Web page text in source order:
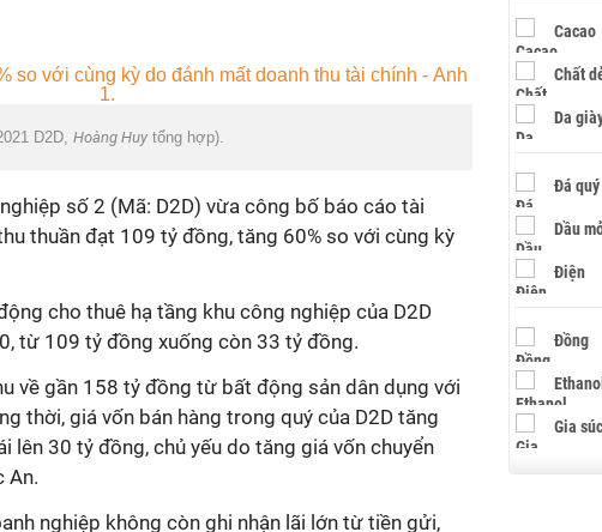
D2D, Hoàng Huy tổng hợp).
số 2 (Mã: D2D) vừa công bố báo cáo tài
thuần đạt 109 tỷ đồng, tăng 60% so với cùng kỳ
cho thuê hạ tầng khu công nghiệp của D2D
từ 109 tỷ đồng xuống còn 33 tỷ đồng.
về gần 158 tỷ đồng từ bất động sản dân dụng với
thời, giá vốn bán hàng trong quý của D2D tăng
lên 30 tỷ đồng, chủ yếu do tăng giá vốn chuyển
An.
nghiệp không còn ghi nhận lãi lớn từ tiền gửi,
Cacao
Chất
Da
Đá quý
Dầu
Điện
Đồng
Ethanol
Gia